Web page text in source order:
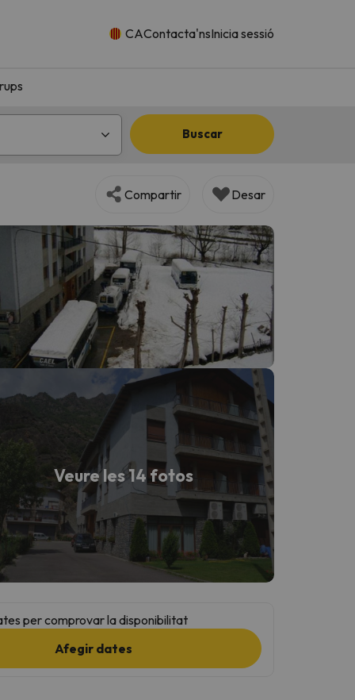
CAContacta'nsInicia sessió
Buscar
Compartir Desar
Veure les 14 fotos
per comprovar la disponibilitat
Afegir dates